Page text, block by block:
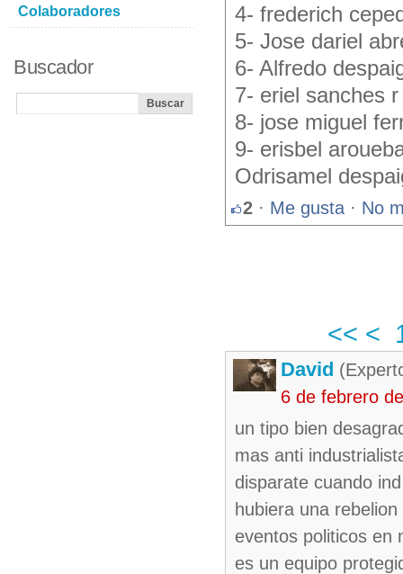
4- frederich
5- Jose dariel
6- Alfredo
7- eriel sanches r
8- jose miguel
9- erisbel
Odrisamel
2 · Me gusta · No
<< <
David
6 de febrero
un tipo bien
mas anti
disparate cuando
hubiera una
eventos politicos en
es un equipo
Colaboradores
Buscador